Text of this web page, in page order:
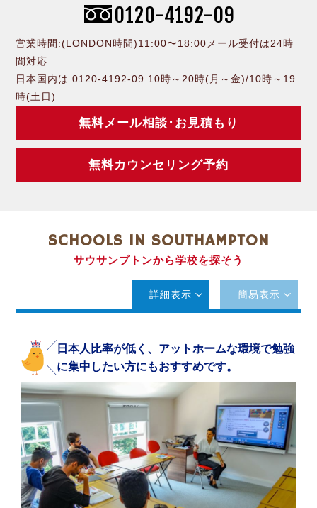
0120-4192-09
営業時間:(LONDON時間)11:00〜18:00メール受付は24時
間対応
日本国内は 0120-4192-09 10時～20時(月～金)/10時～19
時(土日)
無料メール相談･お見積もり
無料カウンセリング予約
SCHOOLS IN SOUTHAMPTON
サウサンプトンから学校を探そう
詳細表示 簡易表示
日本人比率が低く、アットホームな環境で勉強
に集中したい方にもおすすめです。